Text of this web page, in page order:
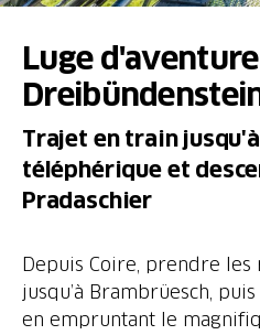
Luge d'aventure
Trajet en train
téléphérique et
Pradaschier
Depuis Coire, prendre les
jusqu’à Brambrüesch,
en empruntant le